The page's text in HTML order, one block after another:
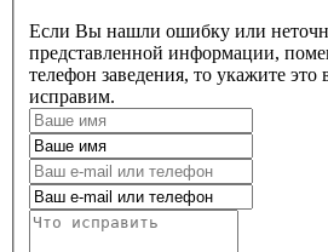
Если Вы нашли ошибку или
представленной информации,
телефон заведения, то укажите
исправим.